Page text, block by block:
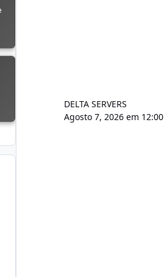
DELTA SERVERS
Agosto 7, 2026 em 12:00